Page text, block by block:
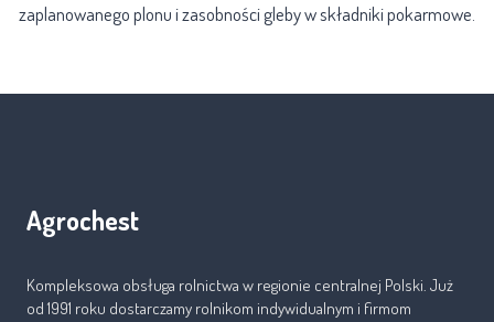
zaplanowanego plonu i zasobności gleby w składniki pokarmowe.
Agrochest
Kompleksowa obsługa rolnictwa w regionie centralnej Polski. Już
od 1991 roku dostarczamy rolnikom indywidualnym i firmom